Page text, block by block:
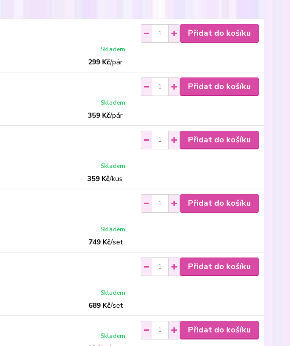
299 Kč/pár
Skladem
Přidat do košíku
359 Kč/pár
Skladem
Přidat do košíku
359 Kč/kus
Skladem
Přidat do košíku
749 Kč/set
Skladem
Přidat do košíku
689 Kč/set
Skladem
Přidat do košíku
Skladem
Přidat do košíku